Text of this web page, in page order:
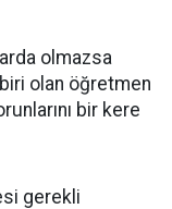
olmazsa
olan öğretmen
bir kere
gerekli